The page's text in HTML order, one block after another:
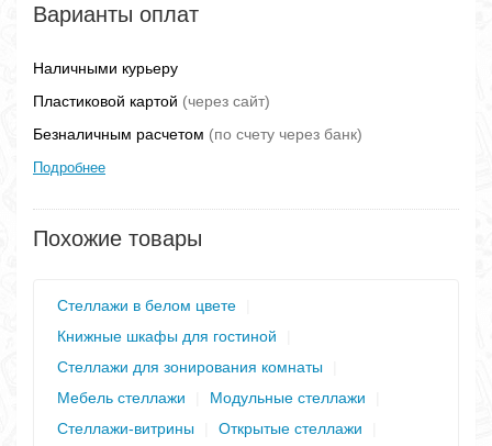
Варианты оплат
Наличными курьеру
Пластиковой картой (через сайт)
Безналичным расчетом (по счету через банк)
Подробнее
Похожие товары
Стеллажи в белом цвете
Книжные шкафы для гостиной
Стеллажи для зонирования комнаты
Мебель стеллажи
Модульные стеллажи
Стеллажи-витрины
Открытые стеллажи